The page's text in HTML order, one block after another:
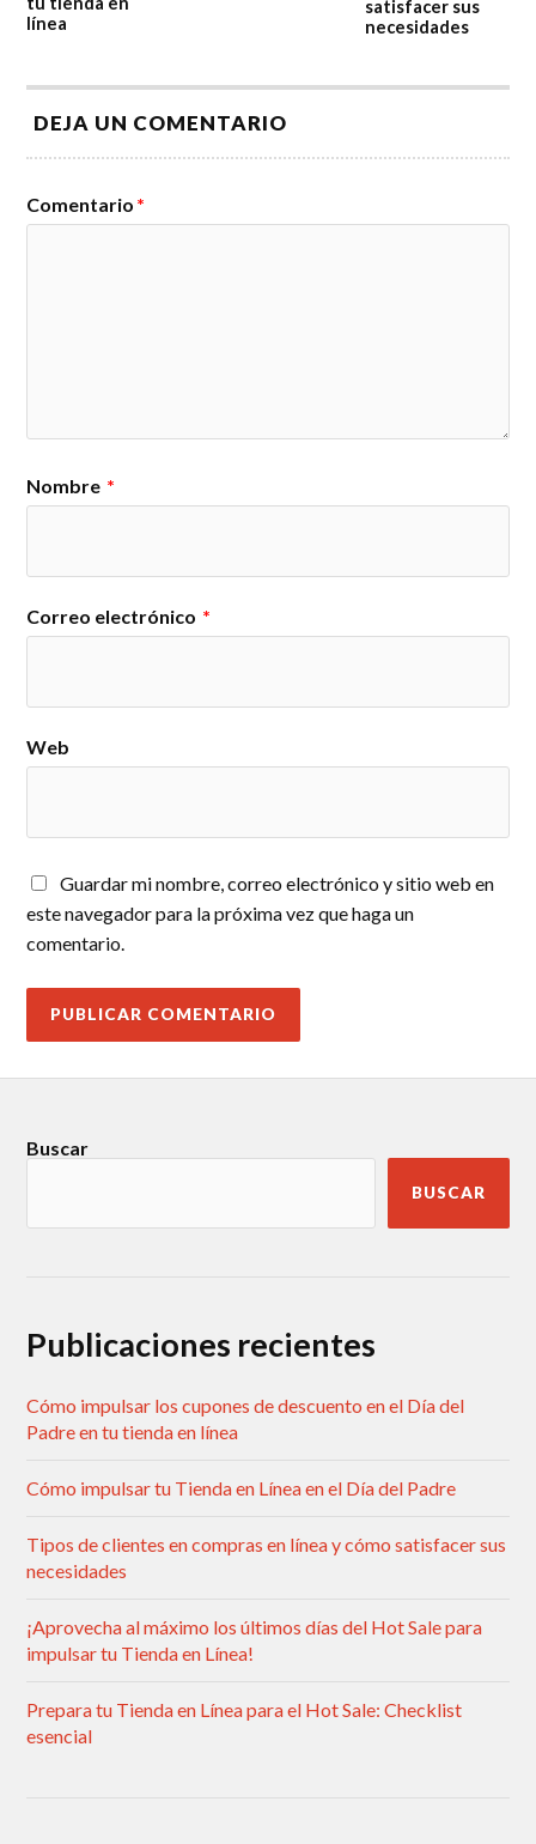
línea
satisfacer sus
necesidades
DEJA UN COMENTARIO
Comentario *
Nombre *
Correo electrónico *
Web
Guardar mi nombre, correo electrónico y sitio web en
este navegador para la próxima vez que haga un
comentario.
Buscar
BUSCAR
Publicaciones recientes
Cómo impulsar los cupones de descuento en el Día del
Padre en tu tienda en línea
Cómo impulsar tu Tienda en Línea en el Día del Padre
Tipos de clientes en compras en línea y cómo satisfacer sus
necesidades
¡Aprovecha al máximo los últimos días del Hot Sale para
impulsar tu Tienda en Línea!
Prepara tu Tienda en Línea para el Hot Sale: Checklist
esencial